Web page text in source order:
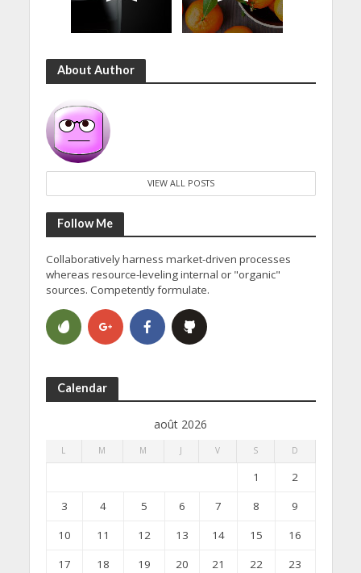
About Author
VIEW ALL POSTS
Follow Me
Collaboratively harness market-driven processes
whereas resource-leveling internal or "organic"
sources. Competently formulate.
Calendar
août 2026
L M M J V S D
1
2
3
4 5 6 7 8
9
10
11 12 13 14 15
16
17
18 19 20 21 22
23